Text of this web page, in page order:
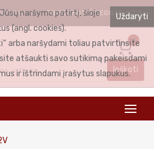
PRISIJUNGTI REGISTRUOTIS
0
Ieškoti
Uždaryti
naršymo patirtį, šioje
(angl. cookies).
arba naršydami toliau patvirtinsite
atšaukti savo sutikimą pakeisdami
ir ištrindami įrašytus slapukus.